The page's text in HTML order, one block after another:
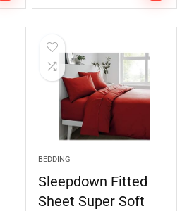
BEDDING
Sleepdown Fitted
Sheet Super Soft